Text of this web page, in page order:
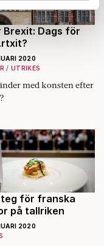
med annan
eller som de har
personuppgifter
Brexit: Dags för
2020
UTRIKES
med konsten efter
för franska
på tallriken
2020